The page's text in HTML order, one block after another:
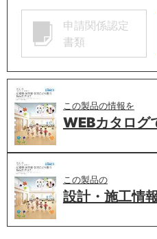
申請関係認定
書類
この製品の情報を
WEBカタログ
この製品の
設計・施工情